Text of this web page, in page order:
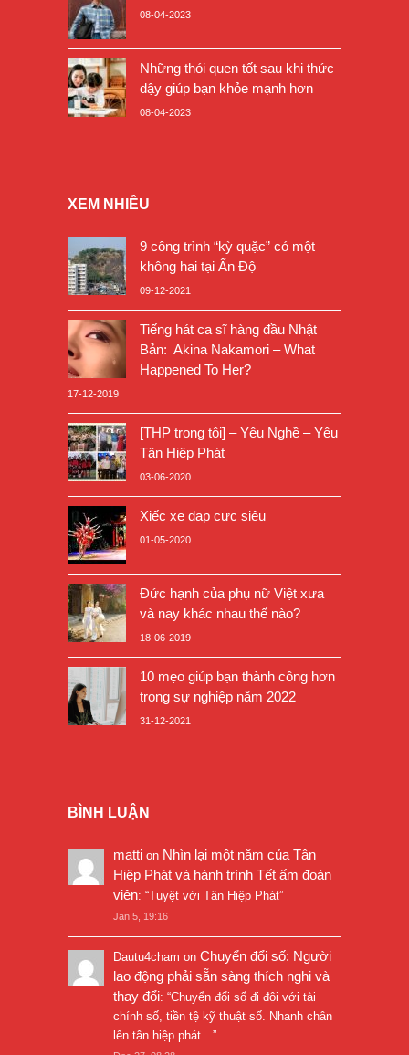
08-04-2023
Những thói quen tốt sau khi thức
dậy giúp bạn khỏe mạnh hơn
08-04-2023
XEM NHIỀU
9 công trình “kỳ quặc” có một
không hai tại Ấn Độ
09-12-2021
Tiếng hát ca sĩ hàng đầu Nhật
Bản: Akina Nakamori – What
Happened To Her?
17-12-2019
[THP trong tôi] – Yêu Nghề – Yêu
Tân Hiệp Phát
03-06-2020
Xiếc xe đạp cực siêu
01-05-2020
Đức hạnh của phụ nữ Việt xưa
và nay khác nhau thế nào?
18-06-2019
10 mẹo giúp bạn thành công hơn
trong sự nghiệp năm 2022
31-12-2021
BÌNH LUẬN
matti on Nhìn lại một năm của Tân
Hiệp Phát và hành trình Tết ấm đoàn
viên: “Tuyệt vời Tân Hiệp Phát”
Jan 5, 19:16
Dautu4cham on Chuyển đổi số: Người
lao động phải sẵn sàng thích nghi và
thay đổi: “Chuyển đổi số đi đôi với tài
chính số, tiền tệ kỹ thuật số. Nhanh chân
lên tân hiệp phát…”